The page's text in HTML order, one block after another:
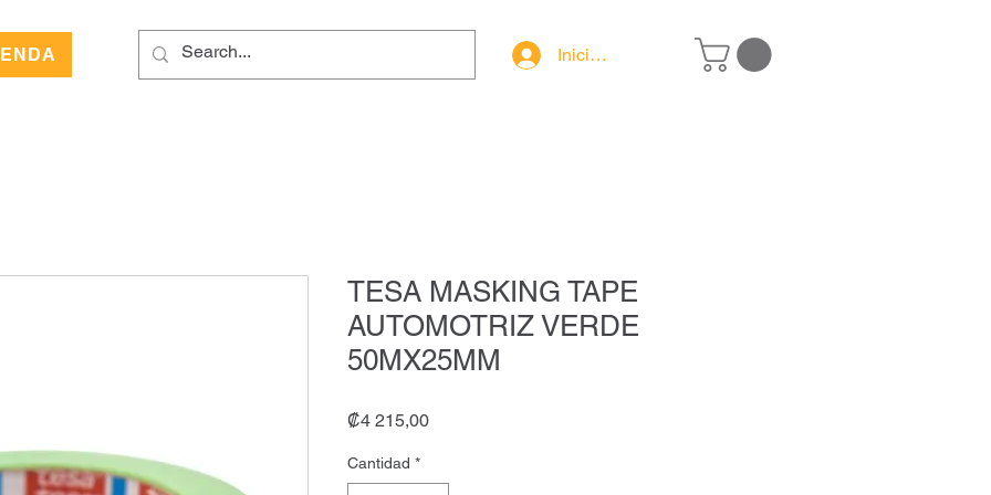
Iniciar sesión
TESA MASKING TAPE
AUTOMOTRIZ VERDE
50MX25MM
₡4 215,00Precio
Cantidad *